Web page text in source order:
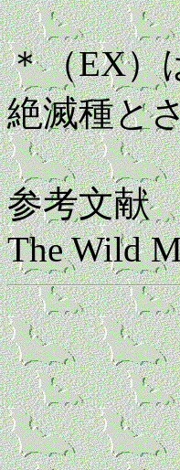
＊（EX）
絶滅種と
参考文献
The Wild